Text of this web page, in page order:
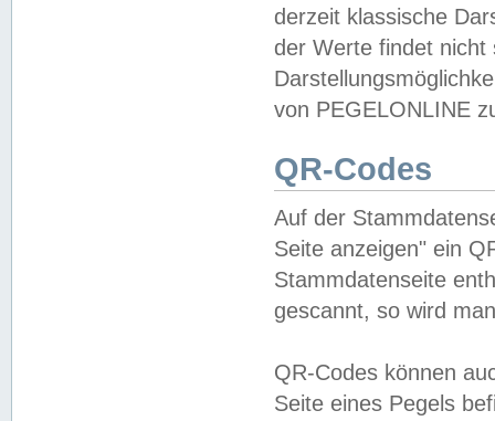
derzeit klassische
der Werte findet
von PEGELONLINE
QR-Codes
Auf der
Seite anzeigen" ein
Stammdatenseite
gescannt, so wird
QR-Codes können
Seite eines Pegels